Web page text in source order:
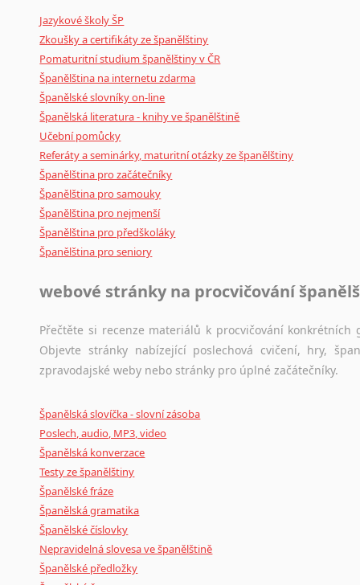
poradny a pravidla
Jazykové školy ŠP
Zkoušky a certifikáty ze španělštiny
Pomaturitní studium španělštiny v ČR
Španělština na internetu zdarma
Španělské slovníky on-line
Španělská literatura - knihy ve španělštině
Učební pomůcky
Referáty a seminárky, maturitní otázky ze španělštiny
Španělština pro začátečníky
Španělština pro samouky
Španělština pro nejmenší
Španělština pro předškoláky
Španělština pro seniory
webové stránky na procvičování
Přečtěte si recenze materiálů k procvičování
Objevte stránky nabízející poslechová cvičení, hry,
zpravodajské weby nebo stránky pro úplné začátečníky.
Španělská slovíčka - slovní zásoba
Poslech, audio, MP3, video
Španělská konverzace
Testy ze španělštiny
Španělské fráze
Španělská gramatika
Španělské číslovky
Nepravidelná slovesa ve španělštině
Španělské předložky